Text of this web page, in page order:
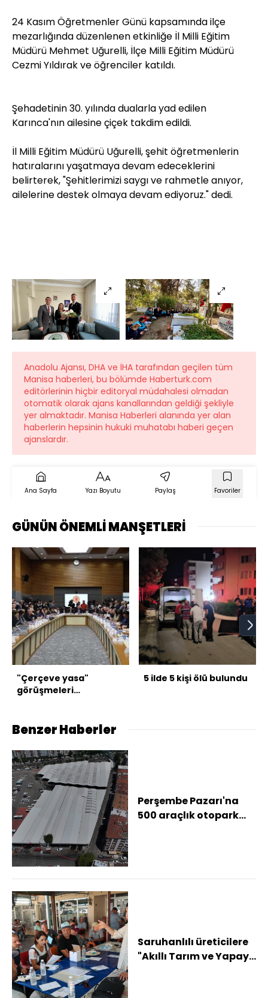
24 Kasım Öğretmenler Günü kapsamında ilçe
mezarlığında düzenlenen etkinliğe İl Milli Eğitim
Müdürü Mehmet Uğurelli, İlçe Milli Eğitim Müdürü
Cezmi Yıldırak ve öğrenciler katıldı.
Şehadetinin 30. yılında dualarla yad edilen
Karınca'nın ailesine çiçek takdim edildi.
İl Milli Eğitim Müdürü Uğurelli, şehit öğretmenlerin
hatıralarını yaşatmaya devam edeceklerini
belirterek, "Şehitlerimizi saygı ve rahmetle anıyor,
ailelerine destek olmaya devam ediyoruz." dedi.
Anadolu Ajansı, DHA ve İHA tarafından geçilen tüm
Manisa haberleri, bu bölümde Haberturk.com
editörlerinin hiçbir editoryal müdahalesi olmadan
otomatik olarak ajans kanallarından geldiği şekliyle
yer almaktadır. Manisa Haberleri alanında yer alan
haberlerin hepsinin hukuki muhatabı haberi geçen
ajanslardır.
Ana Sayfa Yazı Boyutu Paylaş Favoriler
GÜNÜN ÖNEMLİ MANŞETLERİ
"Çerçeve yasa"
görüşmeleri
5 ilde 5 kişi ölü bulundu
Benzer Haberler
Perşembe Pazarı'na
500 araçlık otopark
Saruhanlılı üreticilere
"Akıllı Tarım ve Yapay